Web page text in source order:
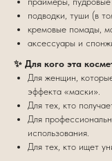
подводки, туши (в
кремовые помады,
аксессуары и
✨ Для кого эта
Для женщин,
эффекта «маски».
Для тех, кто
Для
использования.
Для тех, кто ищет